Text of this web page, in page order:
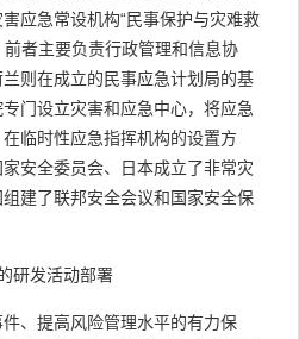
应急常设机构“民事保护与灾难救
前者主要负责行政管理和信息协
则在成立的民事应急计划局的基
门设立灾害和应急中心，将应急
临时性应急指挥机构的设置方
安全委员会、日本成立了非常灾
建了联邦安全会议和国家安全保
研发活动部署
、提高风险管理水平的有力保